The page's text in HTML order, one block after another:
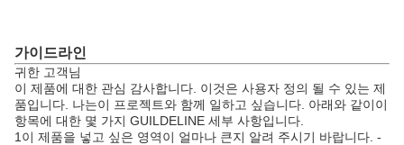
가이드라인
귀한 고객님
이 제품에 대한 관심 감사합니다. 이것은 사용자 정의 될 수 있는 제
품입니다. 나는이 프로젝트와 함께 일하고 싶습니다. 아래와 같이이
항목에 대한 몇 가지 GUILDELINE 세부 사항입니다.
1이 제품을 넣고 싶은 영역이 얼마나 큰지 알려 주시기 바랍니다. -